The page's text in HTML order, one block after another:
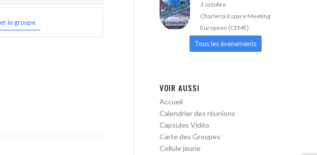
le groupe
3 octobre
Charleroi Espace Meeting
Européen (CEME)
Tous les évenements
VOIR AUSSI
Accueil
Calendrier des réunions
Capsules Vidéo
Carte des Groupes
Cellule jeune